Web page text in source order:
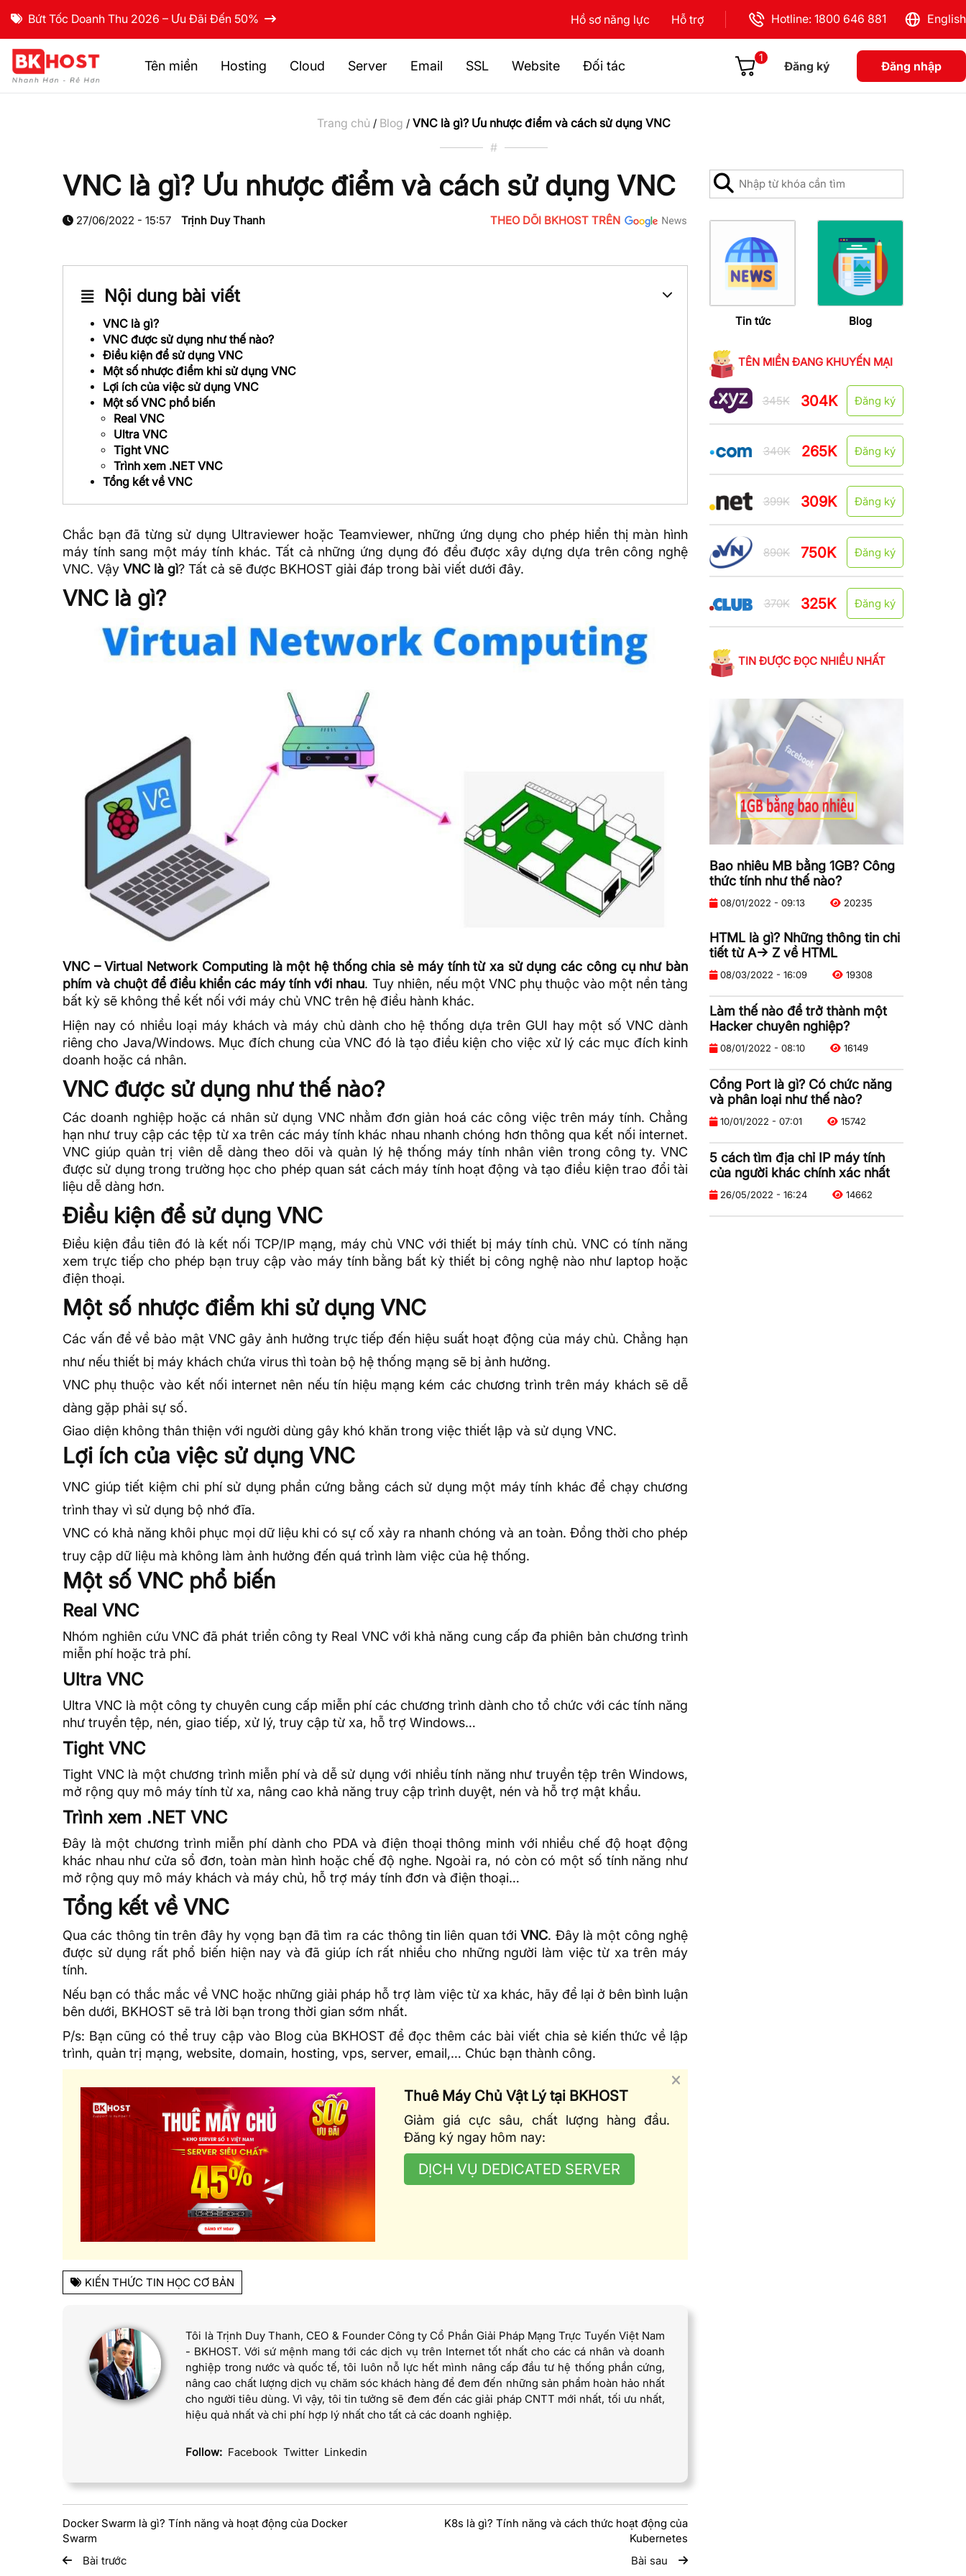
Bứt Tốc Doanh Thu 2026 – Ưu Đãi Đến 50% Hồ sơ năng lực Hỗ trợ Hotline: 1800 646 881 English
Tên miền Hosting Cloud Server Email SSL Website Đối tác
1
Đăng ký Đăng nhập
Trang chủ / Blog / VNC là gì? Ưu nhược điểm và cách sử dụng VNC
#
VNC là gì? Ưu nhược điểm và cách sử dụng VNC
27/06/2022 - 15:57 Trịnh Duy Thanh THEO DÕI BKHOST TRÊN
Nội dung bài viết
VNC là gì?
VNC được sử dụng như thế nào?
Điều kiện để sử dụng VNC
Một số nhược điểm khi sử dụng VNC
Lợi ích của việc sử dụng VNC
Một số VNC phổ biến
Real VNC
Ultra VNC
Tight VNC
Trình xem .NET VNC
Tổng kết về VNC
Chắc bạn đã từng sử dụng Ultraviewer hoặc Teamviewer, những ứng dụng cho phép hiển thị màn hình
máy tính sang một máy tính khác. Tất cả những ứng dụng đó đều được xây dựng dựa trên công nghệ
VNC. Vậy VNC là gì? Tất cả sẽ được BKHOST giải đáp trong bài viết dưới đây.
VNC là gì?
VNC – Virtual Network Computing là một hệ thống chia sẻ máy tính từ xa sử dụng các công cụ như bàn
phím và chuột để điều khiển các máy tính với nhau. Tuy nhiên, nếu một VNC phụ thuộc vào một nền tảng
bất kỳ sẽ không thể kết nối với máy chủ VNC trên hệ điều hành khác.
Hiện nay có nhiều loại máy khách và máy chủ dành cho hệ thống dựa trên GUI hay một số VNC dành
riêng cho Java/Windows. Mục đích chung của VNC đó là tạo điều kiện cho việc xử lý các mục đích kinh
doanh hoặc cá nhân.
VNC được sử dụng như thế nào?
Các doanh nghiệp hoặc cá nhân sử dụng VNC nhằm đơn giản hoá các công việc trên máy tính. Chẳng
hạn như truy cập các tệp từ xa trên các máy tính khác nhau nhanh chóng hơn thông qua kết nối internet.
VNC giúp quản trị viên dễ dàng theo dõi và quản lý hệ thống máy tính nhân viên trong công ty. VNC
được sử dụng trong trường học cho phép quan sát cách máy tính hoạt động và tạo điều kiện trao đổi tài
liệu dễ dàng hơn.
Điều kiện để sử dụng VNC
Điều kiện đầu tiên đó là kết nối TCP/IP mạng, máy chủ VNC với thiết bị máy tính chủ. VNC có tính năng
xem trực tiếp cho phép bạn truy cập vào máy tính bằng bất kỳ thiết bị công nghệ nào như laptop hoặc
điện thoại.
Một số nhược điểm khi sử dụng VNC
Các vấn đề về bảo mật VNC gây ảnh hưởng trực tiếp đến hiệu suất hoạt động của máy chủ. Chẳng hạn
như nếu thiết bị máy khách chứa virus thì toàn bộ hệ thống mạng sẽ bị ảnh hưởng.
VNC phụ thuộc vào kết nối internet nên nếu tín hiệu mạng kém các chương trình trên máy khách sẽ dễ
dàng gặp phải sự số.
Giao diện không thân thiện với người dùng gây khó khăn trong việc thiết lập và sử dụng VNC.
Lợi ích của việc sử dụng VNC
VNC giúp tiết kiệm chi phí sử dụng phần cứng bằng cách sử dụng một máy tính khác để chạy chương
trình thay vì sử dụng bộ nhớ đĩa.
VNC có khả năng khôi phục mọi dữ liệukhi có sự cố xảy ra nhanh chóng và an toàn. Đồng thời cho phép
truy cập dữ liệu mà không làm ảnh hưởng đến quá trình làm việc của hệ thống.
Một số VNC phổ biến
Real VNC
Nhóm nghiên cứu VNC đã phát triển công ty Real VNC với khả năng cung cấp đa phiên bản chương trình
miễn phí hoặc trả phí.
Ultra VNC
Ultra VNC là một công ty chuyên cung cấp miễn phí các chương trình dành cho tổ chức với các tính năng
như truyền tệp, nén, giao tiếp, xử lý, truy cập từ xa, hỗ trợ Windows…
Tight VNC
Tight VNC là một chương trình miễn phí và dễ sử dụng với nhiều tính năng như truyền tệp trên Windows,
mở rộng quy mô máy tính từ xa, nâng cao khả năng truy cập trình duyệt, nén và hỗ trợ mật khẩu.
Trình xem .NET VNC
Đây là một chương trình miễn phí dành cho PDA và điện thoại thông minh với nhiều chế độ hoạt động
khác nhau như cửa sổ đơn, toàn màn hình hoặc chế độ nghe. Ngoài ra, nó còn có một số tính năng như
mở rộng quy mô máy khách và máy chủ, hỗ trợ máy tính đơn và điện thoại…
Tổng kết về VNC
Qua các thông tin trên đây hy vọng bạn đã tìm ra các thông tin liên quan tớiVNC. Đây là một công nghệ
được sử dụng rất phổ biến hiện nay và đã giúp ích rất nhiều cho những người làm việc từ xa trên máy
tính.
Nếu bạn có thắc mắc về VNC hoặc những giải pháp hỗ trợ làm việc từ xa khác, hãy để lại ở bên bình luận
bên dưới, BKHOST sẽ trả lời bạn trong thời gian sớm nhất.
P/s: Bạn cũng có thể truy cập vào Blog của BKHOSTđể đọc thêm các bài viết chia sẻ kiến thức về lập
trình, quản trị mạng, website, domain, hosting, vps, server, email,… Chúc bạn thành công.
Thuê Máy Chủ Vật Lý tại BKHOST
Giảm giá cực sâu, chất lượng hàng đầu.
Đăng ký ngay hôm nay:
DỊCH VỤ DEDICATED SERVER
KIẾN THỨC TIN HỌC CƠ BẢN
Tôi là Trịnh Duy Thanh, CEO & Founder Công ty Cổ Phần Giải Pháp Mạng Trực Tuyến Việt Nam
- BKHOST. Với sứ mệnh mang tới các dịch vụ trên Internet tốt nhất cho các cá nhân và doanh
nghiệp trong nước và quốc tế, tôi luôn nỗ lực hết mình nâng cấp đầu tư hệ thống phần cứng,
nâng cao chất lượng dịch vụ chăm sóc khách hàng để đem đến những sản phẩm hoàn hảo nhất
cho người tiêu dùng. Vì vậy, tôi tin tưởng sẽ đem đến các giải pháp CNTT mới nhất, tối ưu nhất,
hiệu quả nhất và chi phí hợp lý nhất cho tất cả các doanh nghiệp.
Follow: Facebook Twitter Linkedin
Docker Swarm là gì? Tính năng và hoạt động của Docker
Swarm
Bài trước
K8s là gì? Tính năng và cách thức hoạt động của
Kubernetes
Bài sau
Tin tức Blog
TÊN MIỀN ĐANG KHUYẾN MẠI
345K 304K Đăng ký
340K 265K Đăng ký
399K 309K Đăng ký
890K 750K Đăng ký
370K 325K Đăng ký
TIN ĐƯỢC ĐỌC NHIỀU NHẤT
Bao nhiêu MB bằng 1GB? Công
thức tính như thế nào?
08/01/2022 - 09:13 20235
HTML là gì? Những thông tin chi
tiết từ A-> Z về HTML
08/03/2022 - 16:09 19308
Làm thế nào để trở thành một
Hacker chuyên nghiệp?
08/01/2022 - 08:10 16149
Cổng Port là gì? Có chức năng
và phân loại như thế nào?
10/01/2022 - 07:01 15742
5 cách tìm địa chỉ IP máy tính
của người khác chính xác nhất
26/05/2022 - 16:24 14662